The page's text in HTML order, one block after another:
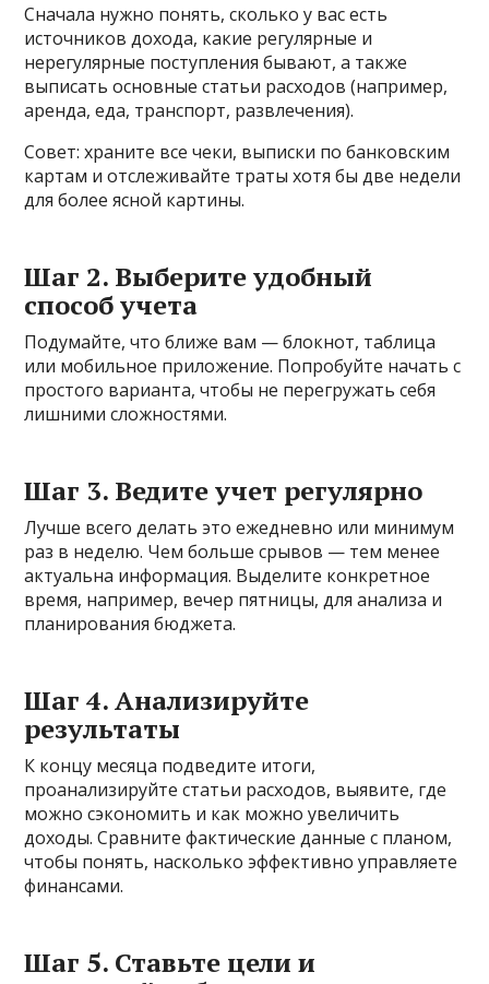
Сначала нужно понять, сколько у вас есть
источников дохода, какие регулярные и
нерегулярные поступления бывают, а также
выписать основные статьи расходов (например,
аренда, еда, транспорт, развлечения).
Совет: храните все чеки, выписки по банковским
картам и отслеживайте траты хотя бы две недели
для более ясной картины.
Шаг 2. Выберите удобный
способ учета
Подумайте, что ближе вам — блокнот, таблица
или мобильное приложение. Попробуйте начать с
простого варианта, чтобы не перегружать себя
лишними сложностями.
Шаг 3. Ведите учет регулярно
Лучше всего делать это ежедневно или минимум
раз в неделю. Чем больше срывов — тем менее
актуальна информация. Выделите конкретное
время, например, вечер пятницы, для анализа и
планирования бюджета.
Шаг 4. Анализируйте
результаты
К концу месяца подведите итоги,
проанализируйте статьи расходов, выявите, где
можно сэкономить и как можно увеличить
доходы. Сравните фактические данные с планом,
чтобы понять, насколько эффективно управляете
финансами.
Шаг 5. Ставьте цели и